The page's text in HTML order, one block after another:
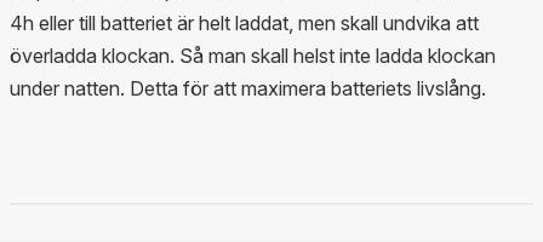
4h eller till batteriet är helt laddat, men skall undvika att
överladda klockan. Så man skall helst inte ladda klockan
under natten. Detta för att maximera batteriets livslång.